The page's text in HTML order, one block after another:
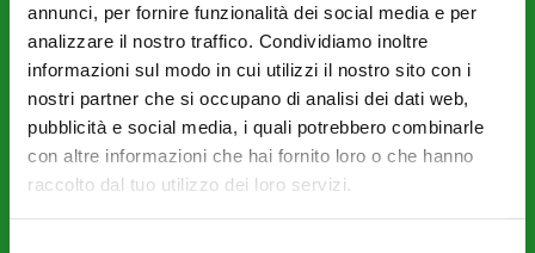
annunci, per fornire funzionalità dei social media e per
analizzare il nostro traffico. Condividiamo inoltre
informazioni sul modo in cui utilizzi il nostro sito con i
nostri partner che si occupano di analisi dei dati web,
pubblicità e social media, i quali potrebbero combinarle
con altre informazioni che hai fornito loro o che hanno
raccolto dal tuo utilizzo dei loro servizi.
Istruzione - Educazione - Edilizia Scolastica
Economy
Riforme Istituzionali - Riordino Territoriale - Autonomia
Differenziata